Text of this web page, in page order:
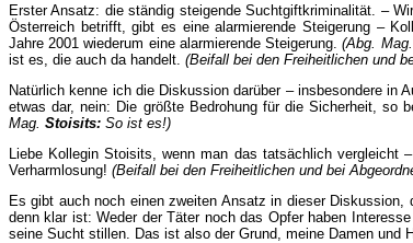
Erster Ansatz: die ständig steigende Suchtgiftkriminalität. –
Österreich betrifft, gibt es eine alarmierende Steigerung –
Jahre 2001 wiederum eine alarmierende Steigerung.(Abg. Mag.
ist es, die auch da handelt. (Beifall bei den Freiheitlichen und
Natürlich kenne ich die Diskussion darüber – insbesondere
etwas dar, nein: Die größte Bedrohung für die Sicherheit, so
Mag. Stoisits: So ist es!)
Liebe Kollegin Stoisits, wenn man das tatsächlich vergleicht
Verharmlosung! (Beifall bei den Freiheitlichen und bei
Es gibt auch noch einen zweiten Ansatz in dieser
denn klar ist: Weder der Täter noch das Opfer haben
seine Sucht stillen. Das ist also der Grund, meine Damen und